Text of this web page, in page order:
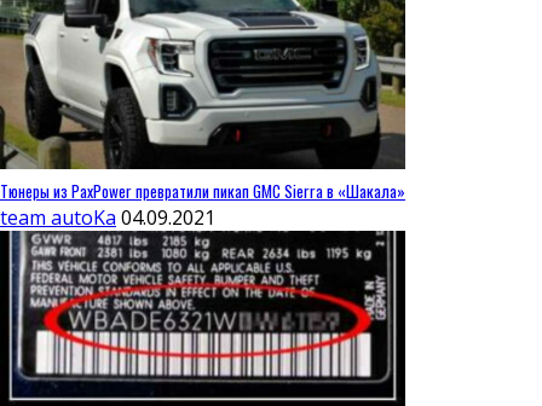
Тюнеры из PaxPower превратили пикап GMC Sierra в «Шакала»
team autoKa 04.09.2021